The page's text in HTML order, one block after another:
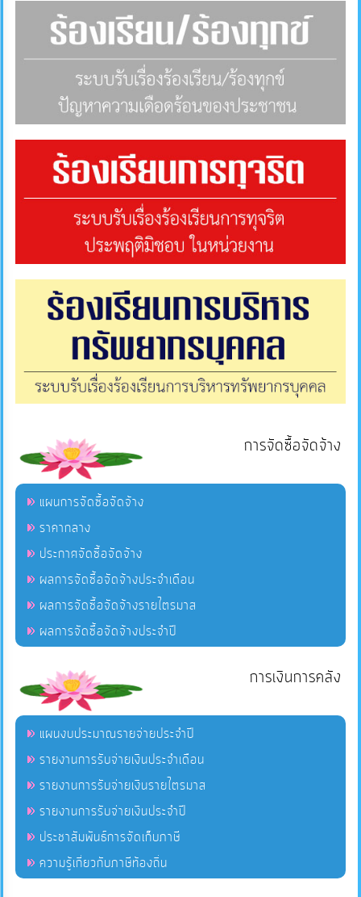
Service
Q&A
การ
ติดต่อ
การจัดซื้อจัดจ้าง
แผนการจัดซื้อจัดจ้าง
ราคากลาง
ประกาศจัดซื้อจัดจ้าง
ผลการจัดซื้อจัดจ้างประจำเดือน
ผลการจัดซื้อจัดจ้างรายไตรมาส
ผลการจัดซื้อจัดจ้างประจำปี
การเงินการคลัง
แผนงบประมาณรายจ่ายประจำปี
รายงานการรับจ่ายเงินประจำเดือน
รายงานการรับจ่ายเงินรายไตรมาส
รายงานการรับจ่ายเงินประจำปี
ประชาสัมพันธ์การจัดเก็บภาษี
ความรู้เกี่ยวกับภาษีท้องถิ่น